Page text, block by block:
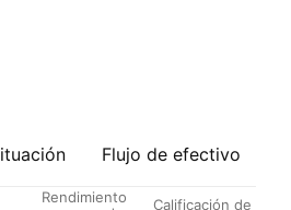
Flujo de efectivo
Rendimiento
Calificación de